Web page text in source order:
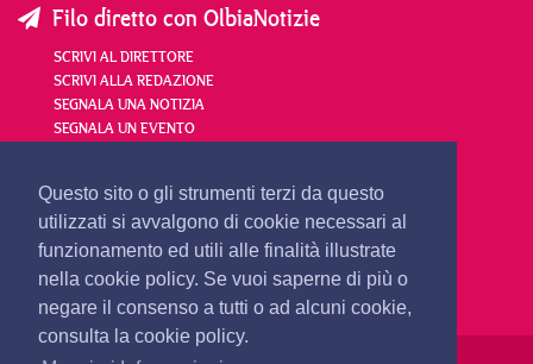
Questo sito o gli strumenti terzi da questo
utilizzati si avvalgono di cookie necessari al
funzionamento ed utili alle finalità illustrate
nella cookie policy. Se vuoi saperne di più o
negare il consenso a tutti o ad alcuni cookie,
consulta la cookie policy.
Filo diretto con OlbiaNotizie
SCRIVI AL DIRETTORE
SCRIVI ALLA REDAZIONE
SEGNALA UNA NOTIZIA
SEGNALA UN EVENTO
redazione@olbianotizie.it